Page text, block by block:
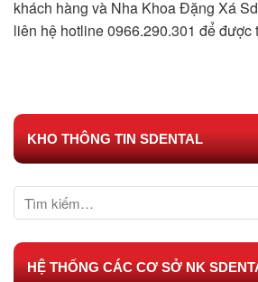
khách hàng và Nha Khoa Đặng Xá
liên hệ hotline 0966.290.301 để được
KHO THÔNG TIN SDENTAL
HỆ THỐNG CÁC CƠ SỞ NK